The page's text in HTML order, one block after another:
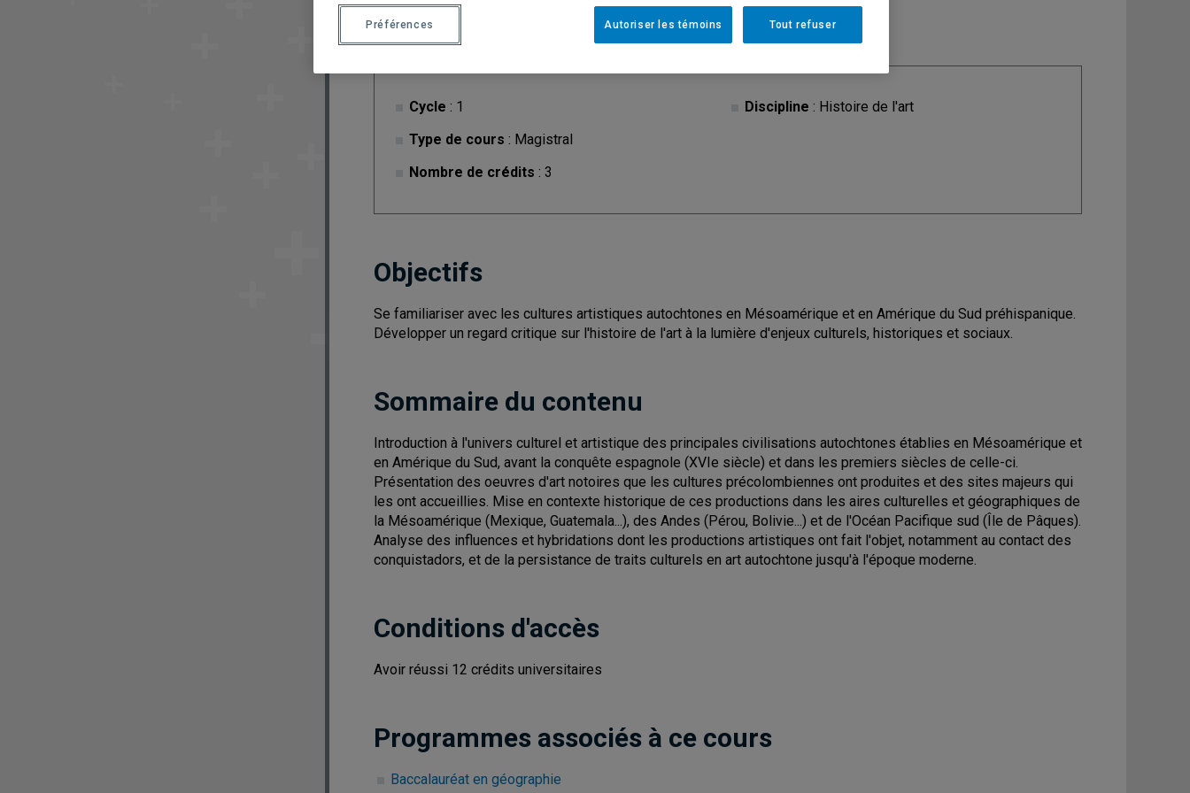
Cycle : 1
Type de cours : Magistral
Nombre de crédits : 3
Discipline : Histoire de l'art
Objectifs
Se familiariser avec les cultures artistiques autochtones en Mésoamérique et en Amérique du Sud préhispanique.
Développer un regard critique sur l'histoire de l'art à la lumière d'enjeux culturels, historiques et sociaux.
Sommaire du contenu
Introduction à l'univers culturel et artistique des principales civilisations autochtones établies en Mésoamérique et
en Amérique du Sud, avant la conquête espagnole (XVIe siècle) et dans les premiers siècles de celle-ci.
Présentation des oeuvres d'art notoires que les cultures précolombiennes ont produites et des sites majeurs qui
les ont accueillies. Mise en contexte historique de ces productions dans les aires culturelles et géographiques de
la Mésoamérique (Mexique, Guatemala...), des Andes (Pérou, Bolivie...) et de l'Océan Pacifique sud (Île de Pâques).
Analyse des influences et hybridations dont les productions artistiques ont fait l'objet, notamment au contact des
conquistadors, et de la persistance de traits culturels en art autochtone jusqu'à l'époque moderne.
Conditions d'accès
Avoir réussi 12 crédits universitaires
Programmes associés à ce cours
Baccalauréat en géographie
Tout refuser
Autoriser les témoins
Préférences